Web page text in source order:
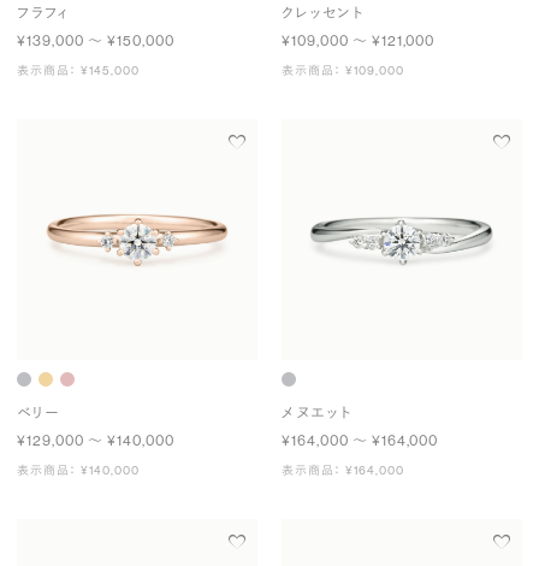
フラフィ
¥139,000 〜 ¥150,000
表示商品： ¥145,000
クレッセント
¥109,000 〜 ¥121,000
表示商品： ¥109,000
ベリー
¥129,000 〜 ¥140,000
表示商品： ¥140,000
メヌエット
¥164,000 〜 ¥164,000
表示商品： ¥164,000